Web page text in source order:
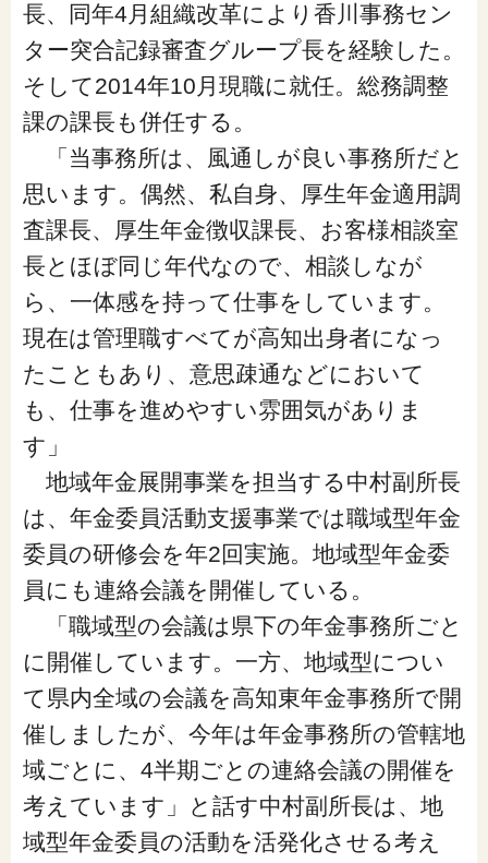
閉じる
長、同年4月組織改革により香川事務セン
ター突合記録審査グループ長を経験した。
そして2014年10月現職に就任。総務調整
課の課長も併任する。
「当事務所は、風通しが良い事務所だと
思います。偶然、私自身、厚生年金適用調
査課長、厚生年金徴収課長、お客様相談室
長とほぼ同じ年代なので、相談しなが
ら、一体感を持って仕事をしています。
現在は管理職すべてが高知出身者になっ
たこともあり、意思疎通などにおいて
も、仕事を進めやすい雰囲気がありま
す」
地域年金展開事業を担当する中村副所長
は、年金委員活動支援事業では職域型年金
委員の研修会を年2回実施。地域型年金委
員にも連絡会議を開催している。
「職域型の会議は県下の年金事務所ごと
に開催しています。一方、地域型につい
て県内全域の会議を高知東年金事務所で開
催しましたが、今年は年金事務所の管轄地
域ごとに、4半期ごとの連絡会議の開催を
考えています」と話す中村副所長は、地
域型年金委員の活動を活発化させる考え